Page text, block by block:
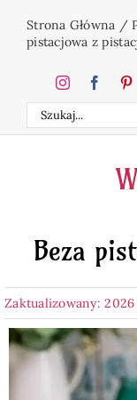
zawartości
Strona Główna /
pistacjowa z
Szukaj
Beza
Zaktualizowany: 2026